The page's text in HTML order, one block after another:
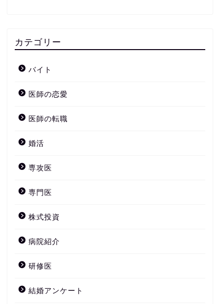
カテゴリー
バイト
医師の恋愛
医師の転職
婚活
専攻医
専門医
株式投資
病院紹介
研修医
結婚アンケート